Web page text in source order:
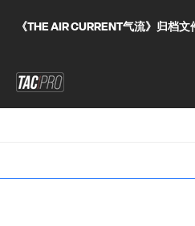
《THE AIR CURRENT气流》归档